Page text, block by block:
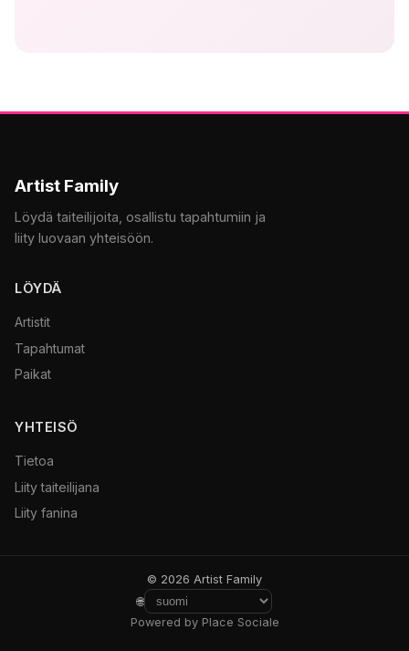
Artist Family
Löydä taiteilijoita, osallistu tapahtumiin ja
liity luovaan yhteisöön.
LÖYDÄ
Artistit
Tapahtumat
Paikat
YHTEISÖ
Tietoa
Liity taiteilijana
Liity fanina
© 2026 Artist Family
🌐
Powered by Place Sociale